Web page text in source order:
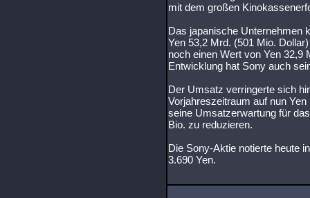
mit dem großen
Das japanische Unternehmen
Yen 53,2 Mrd. (501 Mio.
noch einen Wert von Yen 32,9
Entwicklung hat Sony auch
Der Umsatz verringerte sich
Vorjahreszeitraum auf nun
seine Umsatzerwartung für
Bio. zu reduzieren.
Die Sony-Aktie notierte heute
3.690 Yen.